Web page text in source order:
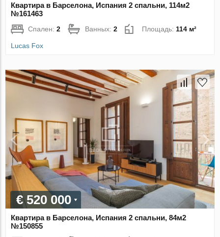
Квартира в Барселона, Испания 2 спальни, 114м2
№161463
Спален:2 Ванных:2 Площадь: 114 м²
Lucas Fox
€ 520 000
Квартира в Барселона, Испания 2 спальни, 84м2
№150855